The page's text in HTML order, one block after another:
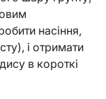
насіння,
і отримати
в короткі